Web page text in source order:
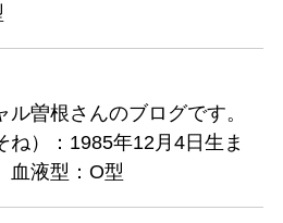
曽根さんのブログです。
ね）：1985年12月4日生ま
液型：O型